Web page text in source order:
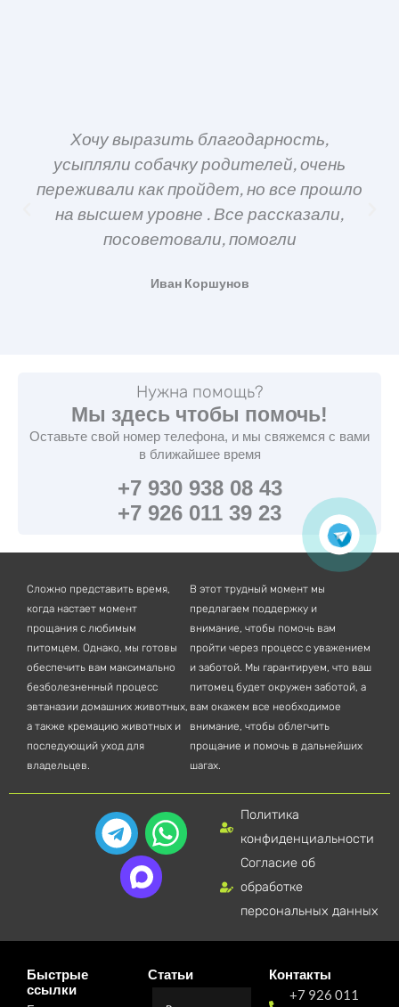
Хочу выразить благодарность,
усыпляли собачку родителей, очень
переживали как пройдет, но все прошло
на высшем уровне . Все рассказали,
посоветовали, помогли
Иван Коршунов
Нужна помощь?
Мы здесь чтобы помочь!
Оставьте свой номер телефона, и мы свяжемся с вами
в ближайшее время
+7 930 938 08 43
+7 926 011 39 23
Сложно представить время,
когда настает момент
прощания с любимым
питомцем. Однако, мы готовы
обеспечить вам максимально
безболезненный процесс
эвтаназии домашних животных,
а также кремацию животных и
последующий уход для
владельцев.
В этот трудный момент мы
предлагаем поддержку и
внимание, чтобы помочь вам
пройти через процесс с уважением
и заботой. Мы гарантируем, что ваш
питомец будет окружен заботой, а
вам окажем все необходимое
внимание, чтобы облегчить
прощание и помочь в дальнейших
шагах.
T
e
l
g
W
h
s
a
Политика
конфиденциальности
Согласие об
обработке
персональных данных
Быстрые
ссылки
Статьи Контакты
+7 926 011